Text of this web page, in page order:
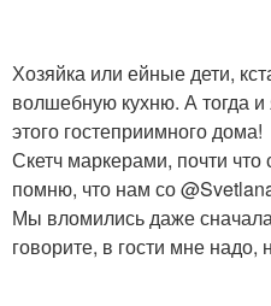
Хозяйка или ейные дети,
волшебную кухню. А тогда
этого гостеприимного дома!
Скетч маркерами, почти
помню, что нам со
Мы вломились даже
говорите, в гости мне надо,